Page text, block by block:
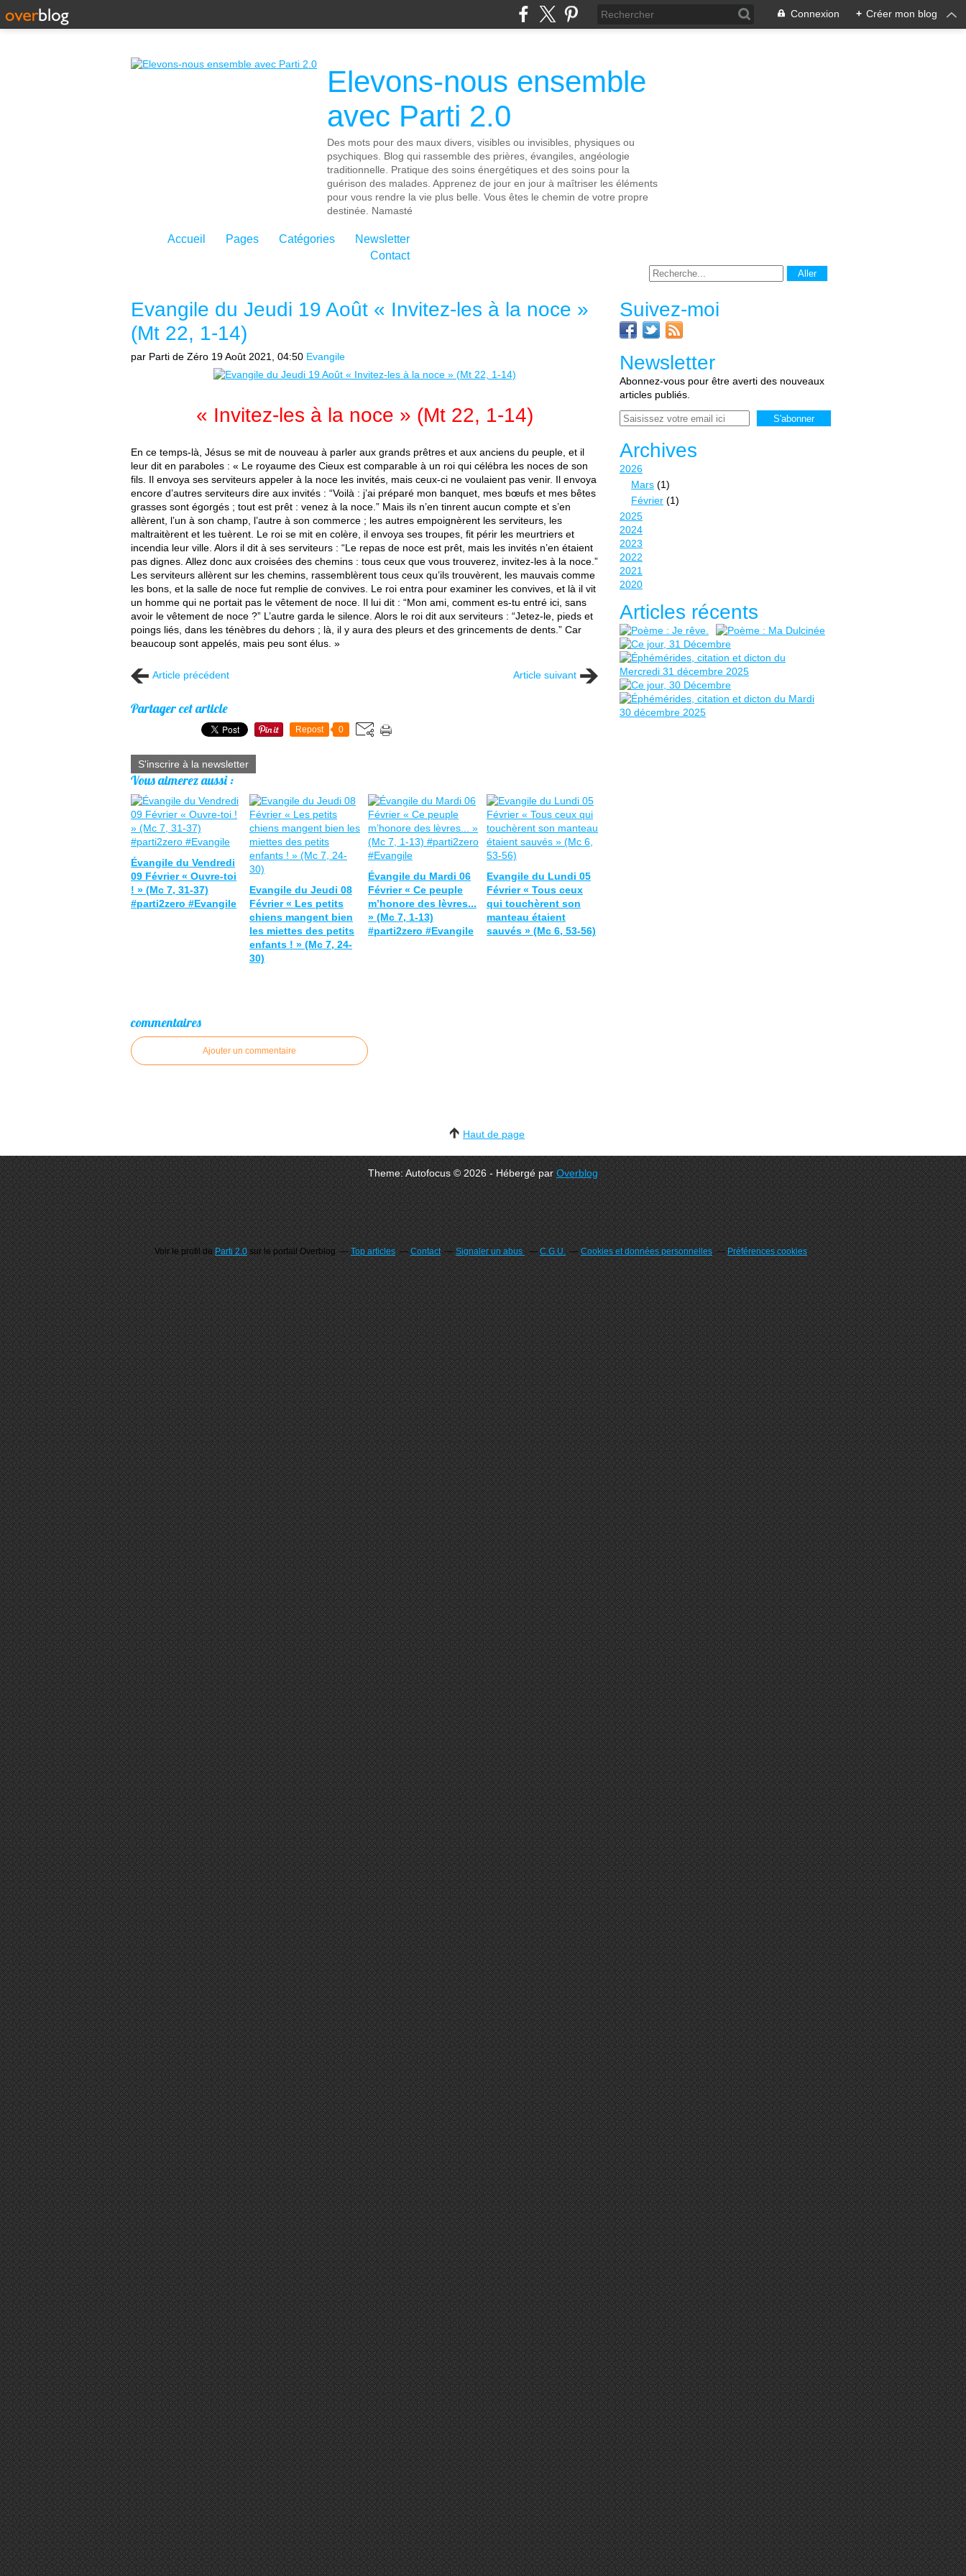
Connexion + Créer mon blog
Elevons-nous ensemble
avec Parti 2.0
Des mots pour des maux divers, visibles ou invisibles, physiques ou
psychiques. Blog qui rassemble des prières, évangiles, angéologie
traditionnelle. Pratique des soins énergétiques et des soins pour la
guérison des malades. Apprenez de jour en jour à maîtriser les éléments
pour vous rendre la vie plus belle. Vous êtes le chemin de votre propre
destinée. Namasté
Accueil Pages Catégories
Newsletter
Contact
Evangile du Jeudi 19 Août « Invitez-les à la noce »
(Mt 22, 1-14)
par Parti de Zéro 19 Août 2021, 04:50 Evangile
« Invitez-les à la noce » (Mt 22, 1-14)
En ce temps-là, Jésus se mit de nouveau à parler aux grands prêtres et aux anciens du peuple, et il
leur dit en paraboles : « Le royaume des Cieux est comparable à un roi qui célébra les noces de son
fils. Il envoya ses serviteurs appeler à la noce les invités, mais ceux-ci ne voulaient pas venir. Il envoya
encore d’autres serviteurs dire aux invités : “Voilà : j’ai préparé mon banquet, mes bœufs et mes bêtes
grasses sont égorgés ; tout est prêt : venez à la noce.” Mais ils n’en tinrent aucun compte et s’en
allèrent, l’un à son champ, l’autre à son commerce ; les autres empoignèrent les serviteurs, les
maltraitèrent et les tuèrent. Le roi se mit en colère, il envoya ses troupes, fit périr les meurtriers et
incendia leur ville. Alors il dit à ses serviteurs : “Le repas de noce est prêt, mais les invités n’en étaient
pas dignes. Allez donc aux croisées des chemins : tous ceux que vous trouverez, invitez-les à la noce.”
Les serviteurs allèrent sur les chemins, rassemblèrent tous ceux qu’ils trouvèrent, les mauvais comme
les bons, et la salle de noce fut remplie de convives. Le roi entra pour examiner les convives, et là il vit
un homme qui ne portait pas le vêtement de noce. Il lui dit : “Mon ami, comment es-tu entré ici, sans
avoir le vêtement de noce ?” L’autre garda le silence. Alors le roi dit aux serviteurs : “Jetez-le, pieds et
poings liés, dans les ténèbres du dehors ; là, il y aura des pleurs et des grincements de dents.” Car
beaucoup sont appelés, mais peu sont élus. »
Article précédent Article suivant
Partager cet article
Repost 0
S'inscrire à la newsletter
Vous aimerez aussi :
Évangile du Vendredi
09 Février « Ouvre-toi
! » (Mc 7, 31-37)
#parti2zero #Evangile
Evangile du Jeudi 08
Février « Les petits
chiens mangent bien
les miettes des petits
enfants ! » (Mc 7, 24-
30)
Évangile du Mardi 06
Février « Ce peuple
m’honore des lèvres...
» (Mc 7, 1-13)
#parti2zero #Evangile
Evangile du Lundi 05
Février « Tous ceux
qui touchèrent son
manteau étaient
sauvés » (Mc 6, 53-56)
commentaires
Ajouter un commentaire
Suivez-moi
Newsletter
Abonnez-vous pour être averti des nouveaux
articles publiés.
Email
Archives
2026
Mars (1)
Février (1)
2025
2024
2023
2022
2021
2020
Articles récents
Haut de page
Theme: Autofocus © 2026 - Hébergé parOverblog
Voir le profil deParti 2.0sur le portail Overblog Top articles Contact Signaler un abus C.G.U. Cookies et données personnelles Préférences cookies